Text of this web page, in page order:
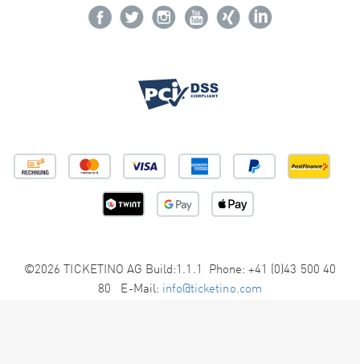
©2026 TICKETINO AG Build:1.1.1 Phone: +41 (0)43 500 40
80 E-Mail: info@ticketino.com